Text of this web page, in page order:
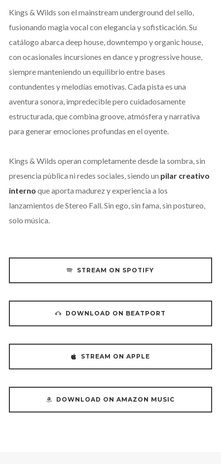
Kings & Wilds son el mainstream underground del sello,
fusionando magia vocal con elegancia y sofisticación. Su
catálogo abarca deep house, downtempo y organic house,
con ocasionales incursiones en dance y progressive house,
siempre manteniendo un equilibrio entre bases
contundentes y melodías emotivas. Cada pista es una
aventura sonora, impredecible pero cuidadosamente
estructurada, que combina groove, atmósfera y narrativa
para generar emociones profundas en el oyente.
Kings & Wilds operan completamente desde la sombra, sin
presencia pública ni redes sociales, siendo un pilar creativo
interno que aporta madurez y experiencia a los
lanzamientos de Stereo Fall. Sin ego, sin fama, sin postureo,
solo música.
STREAM ON SPOTIFY
DOWNLOAD ON BEATPORT
STREAM ON APPLE
DOWNLOAD ON AMAZON MUSIC